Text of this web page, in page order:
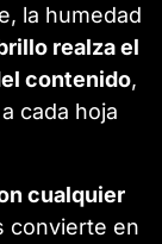
la humedad
realza el
contenido,
cada hoja
cualquier
convierte en